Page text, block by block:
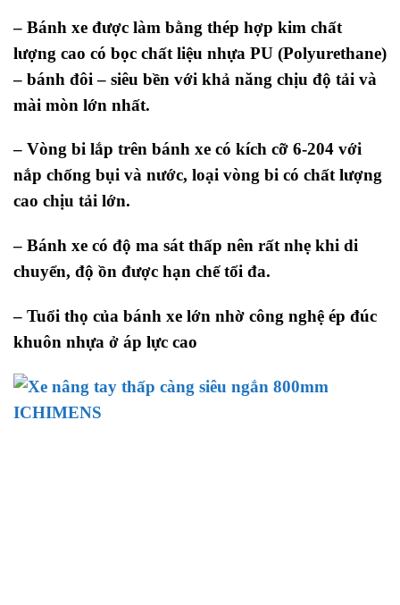
– Bánh xe được làm bằng thép hợp kim chất
lượng cao có bọc chất liệu nhựa PU (Polyurethane)
– bánh đôi – siêu bền với khả năng chịu độ tải và
mài mòn lớn nhất.
– Vòng bi lắp trên bánh xe có kích cỡ 6-204 với
nắp chống bụi và nước, loại vòng bi có chất lượng
cao chịu tải lớn.
– Bánh xe có độ ma sát thấp nên rất nhẹ khi di
chuyển, độ ồn được hạn chế tối đa.
– Tuổi thọ của bánh xe lớn nhờ công nghệ ép đúc
khuôn nhựa ở áp lực cao